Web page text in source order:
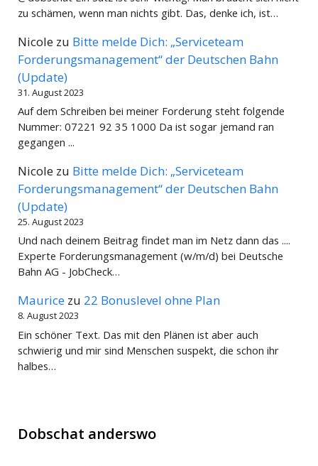
zu schämen, wenn man nichts gibt. Das, denke ich, ist…
Nicole zu Bitte melde Dich: „Serviceteam
Forderungsmanagement“ der Deutschen Bahn
(Update)
31. August 2023
Auf dem Schreiben bei meiner Forderung steht folgende
Nummer: 07221 92 35 1000 Da ist sogar jemand ran
gegangen ...
Nicole zu Bitte melde Dich: „Serviceteam
Forderungsmanagement“ der Deutschen Bahn
(Update)
25. August 2023
Und nach deinem Beitrag findet man im Netz dann das ....
Experte Forderungsmanagement (w/m/d) bei Deutsche
Bahn AG - JobCheck…
Maurice zu 22 Bonuslevel ohne Plan
8. August 2023
Ein schöner Text. Das mit den Plänen ist aber auch
schwierig und mir sind Menschen suspekt, die schon ihr
halbes…
Dobschat anderswo